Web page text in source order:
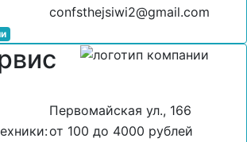
confsthejsiwi2@gmail.com
Первомайская ул., 166
от 100 до 4000 рублей